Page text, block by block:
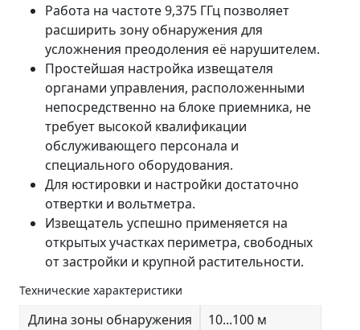
Работа на частоте 9,375 ГГц позволяет
расширить зону обнаружения для
усложнения преодоления её нарушителем.
Простейшая настройка извещателя
органами управления, расположенными
непосредственно на блоке приемника, не
требует высокой квалификации
обслуживающего персонала и
специального оборудования.
Для юстировки и настройки достаточно
отвертки и вольтметра.
Извещатель успешно применяется на
открытых участках периметра, свободных
от застройки и крупной растительности.
Технические характеристики
Длина зоны обнаружения
10...100 м